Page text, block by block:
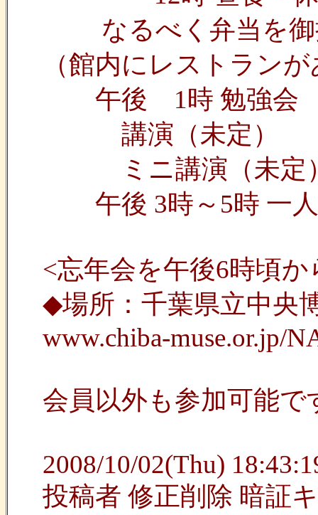
なるべく弁当を御
（館内にレストラン
午後 1時 勉強会
講演（未定）
ミニ講演（未定
午後 3時～5時 一
<忘年会を午後6時頃
◆場所：千葉県立中央
www.chiba-muse.or.jp/
会員以外も参加可能で
2008/10/02(Thu)
投稿者 修正削除 暗証